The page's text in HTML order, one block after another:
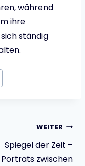
während
ihre
ständig
WEITER
Spiegel der Zeit –
Porträts zwischen